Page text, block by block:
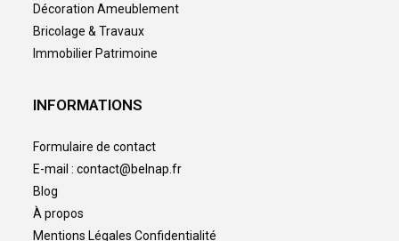
Décoration Ameublement
Bricolage & Travaux
Immobilier Patrimoine
INFORMATIONS
Formulaire de contact
E-mail : contact@belnap.fr
Blog
À propos
Mentions Légales Confidentialité